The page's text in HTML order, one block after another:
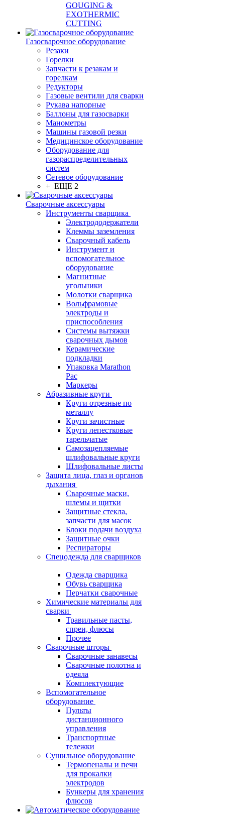
GOUGING &
EXOTHERMIC
CUTTING
Газосварочное оборудование
Резаки
Горелки
Запчасти к резакам и
горелкам
Редукторы
Газовые вентили для сварки
Рукава напорные
Баллоны для газосварки
Манометры
Машины газовой резки
Медицинское оборудование
Оборудование для
газораспределительных
систем
Сетевое оборудование
+ ЕЩЕ 2
Сварочные аксессуары
Инструменты сварщика
Электрододержатели
Клеммы заземления
Сварочный кабель
Инструмент и
вспомогательное
оборудование
Магнитные
угольники
Молотки сварщика
Вольфрамовые
электроды и
приспособления
Системы вытяжки
сварочных дымов
Керамические
подкладки
Упаковка Marathon
Pac
Маркеры
Абразивные круги
Круги отрезные по
металлу
Круги зачистные
Круги лепестковые
тарельчатые
Самозацепляемые
шлифовальные круги
Шлифовальные листы
Защита лица, глаз и органов
дыхания
Сварочные маски,
шлемы и щитки
Защитные стекла,
запчасти для масок
Блоки подачи воздуха
Защитные очки
Респираторы
Спецодежда для сварщиков
Одежда сварщика
Обувь сварщика
Перчатки сварочные
Химические материалы для
сварки
Травильные пасты,
спреи, флюсы
Прочее
Сварочные шторы
Сварочные занавесы
Сварочные полотна и
одеяла
Комплектующие
Вспомогательное
оборудование
Пульты
дистанционного
управления
Транспортные
тележки
Сушильное оборудование
Термопеналы и печи
для прокалки
электродов
Бункеры для хранения
флюсов